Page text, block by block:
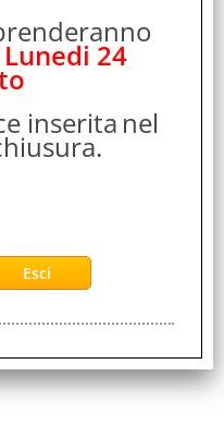
1 x RCA 1 x optical
Lunedi 24
inserita nel